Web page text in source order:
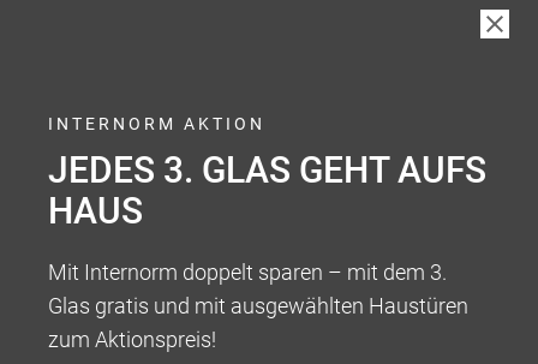
INTERNORM AKTION
JEDES 3. GLAS GEHT AUFS
HAUS
Mit Internorm doppelt sparen – mit dem 3.
Glas gratis und mit ausgewählten Haustüren
zum Aktionspreis!